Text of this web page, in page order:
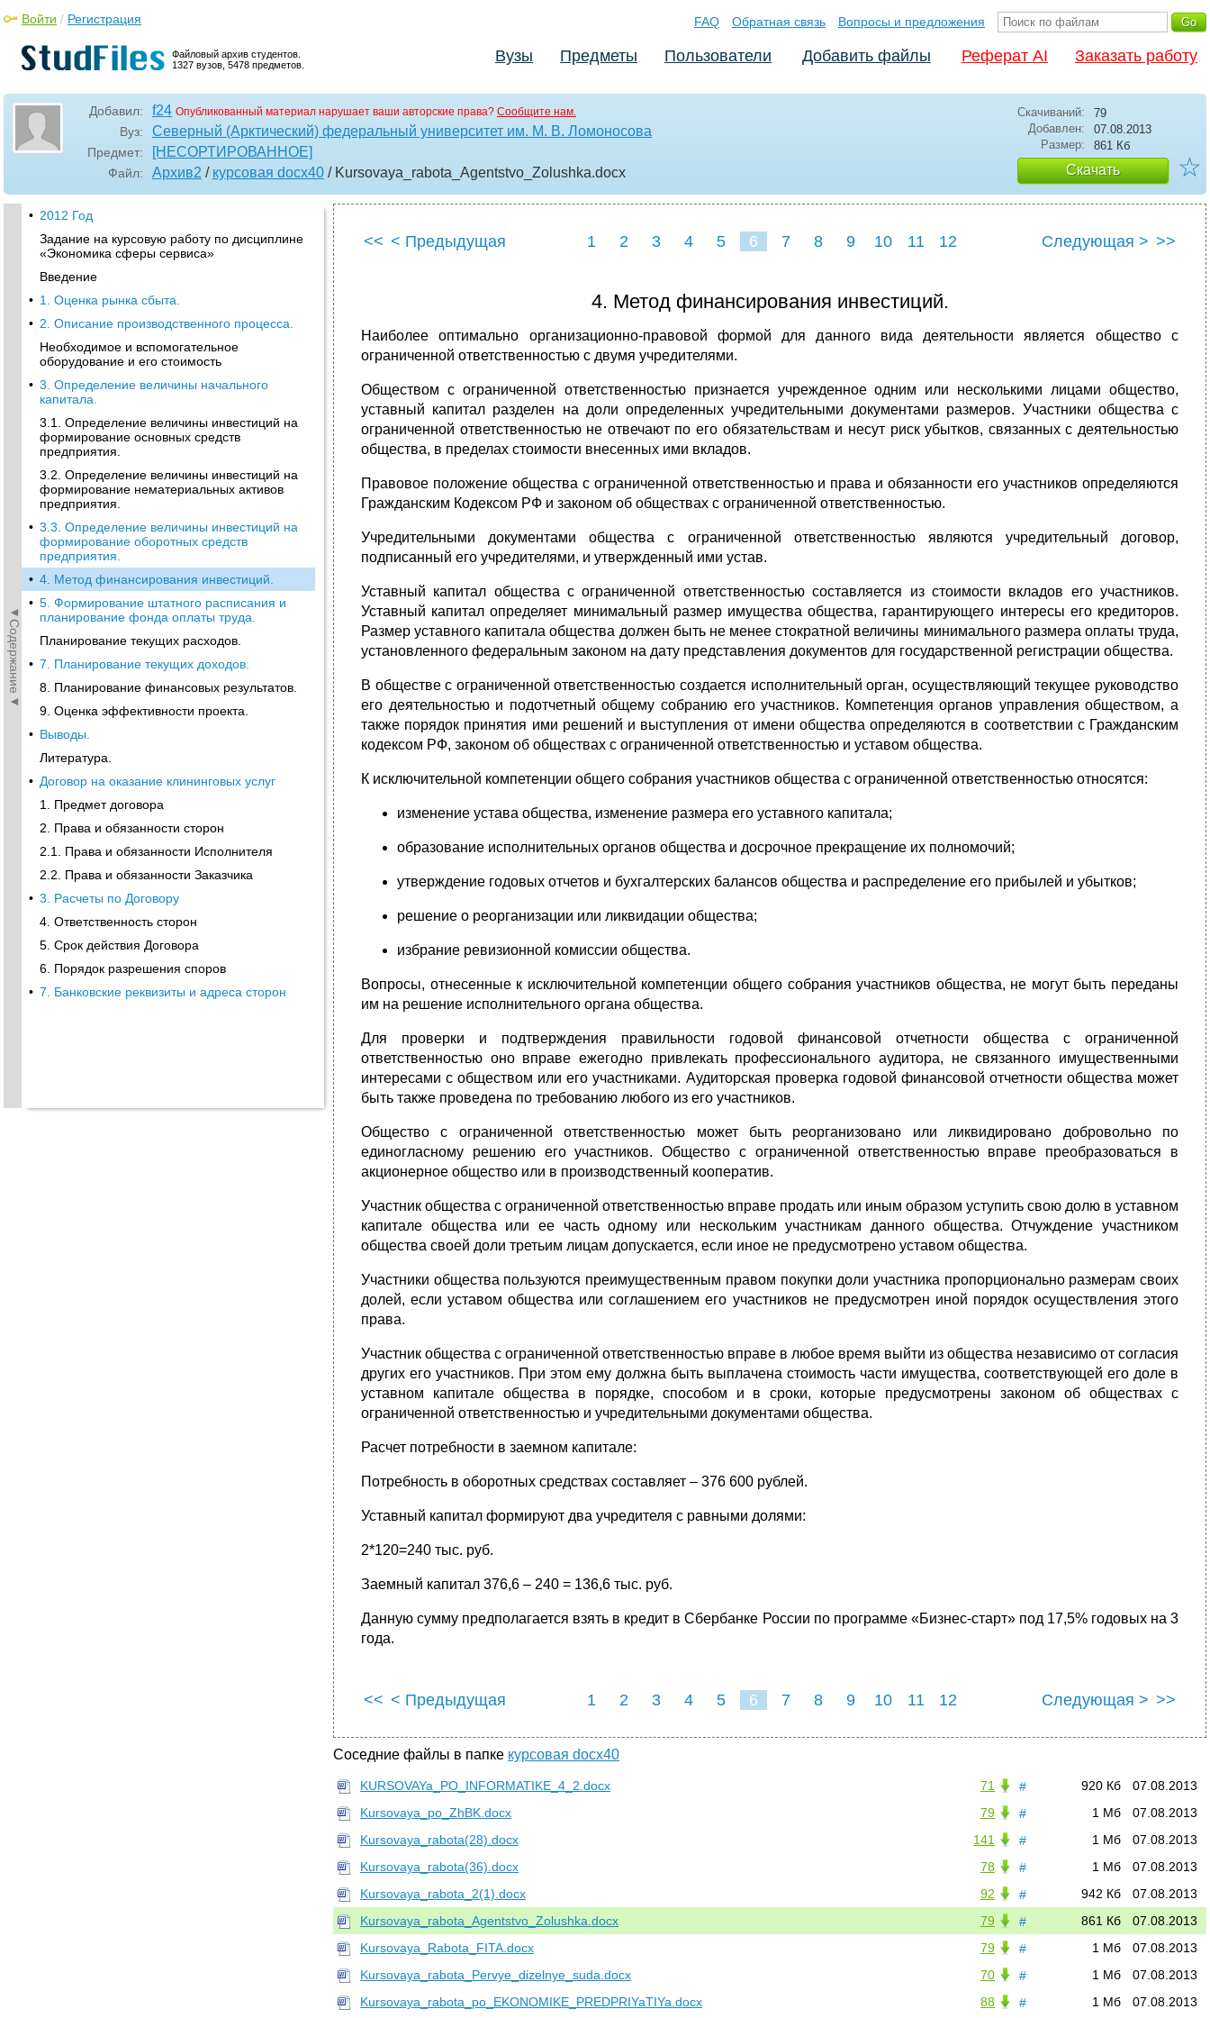
Файловый архив студентов.
1327 вузов, 5478 предметов.
Войти / Регистрация FAQ Обратная связь Вопросы и предложения
Вузы Предметы Пользователи Добавить файлы Реферат AI Заказать работу
Добавил: f24 Опубликованный материал нарушает ваши авторские права? Сообщите нам.
Вуз: Северный (Арктический) федеральный университет им. М. В. Ломоносова
Предмет: [НЕСОРТИРОВАННОЕ]
Файл: Архив2 / курсовая docx40 / Kursovaya_rabota_Agentstvo_Zolushka.docx
Скачиваний:
79
Добавлен:
07.08.2013
Размер:
861 Кб
Скачать ☆
◄Содержание◄
• 2012 Год
Задание на курсовую работу по дисциплине
«Экономика сферы сервиса»
Введение
• 1. Оценка рынка сбыта.
• 2. Описание производственного процесса.
Необходимое и вспомогательное
оборудование и его стоимость
• 3. Определение величины начального
капитала.
3.1. Определение величины инвестиций на
формирование основных средств
предприятия.
3.2. Определение величины инвестиций на
формирование нематериальных активов
предприятия.
• 3.3. Определение величины инвестиций на
формирование оборотных средств
предприятия.
• 4. Метод финансирования инвестиций.
• 5. Формирование штатного расписания и
планирование фонда оплаты труда.
Планирование текущих расходов.
• 7. Планирование текущих доходов.
8. Планирование финансовых результатов.
9. Оценка эффективности проекта.
• Выводы.
Литература.
• Договор на оказание клининговых услуг
1. Предмет договора
2. Права и обязанности сторон
2.1. Права и обязанности Исполнителя
2.2. Права и обязанности Заказчика
• 3. Расчеты по Договору
4. Ответственность сторон
5. Срок действия Договора
6. Порядок разрешения споров
• 7. Банковские реквизиты и адреса сторон
<< < Предыдущая 1 2 3 4 5 6 7 8 9 10 11 12 Следующая > >>
4. Метод финансирования инвестиций.
Наиболее оптимально организационно-правовой формой для данного вида деятельности является общество с
ограниченной ответственностью с двумя учредителями.
Обществом с ограниченной ответственностью признается учрежденное одним или несколькими лицами общество,
уставный капитал разделен на доли определенных учредительными документами размеров. Участники общества с
ограниченной ответственностью не отвечают по его обязательствам и несут риск убытков, связанных с деятельностью
общества, в пределах стоимости внесенных ими вкладов.
Правовое положение общества с ограниченной ответственностью и права и обязанности его участников определяются
Гражданским Кодексом РФ и законом об обществах с ограниченной ответственностью.
Учредительными документами общества с ограниченной ответственностью являются учредительный договор,
подписанный его учредителями, и утвержденный ими устав.
Уставный капитал общества с ограниченной ответственностью составляется из стоимости вкладов его участников.
Уставный капитал определяет минимальный размер имущества общества, гарантирующего интересы его кредиторов.
Размер уставного капитала общества должен быть не менее стократной величины минимального размера оплаты труда,
установленного федеральным законом на дату представления документов для государственной регистрации общества.
В обществе с ограниченной ответственностью создается исполнительный орган, осуществляющий текущее руководство
его деятельностью и подотчетный общему собранию его участников. Компетенция органов управления обществом, а
также порядок принятия ими решений и выступления от имени общества определяются в соответствии с Гражданским
кодексом РФ, законом об обществах с ограниченной ответственностью и уставом общества.
К исключительной компетенции общего собрания участников общества с ограниченной ответственностью относятся:
изменение устава общества, изменение размера его уставного капитала;
образование исполнительных органов общества и досрочное прекращение их полномочий;
утверждение годовых отчетов и бухгалтерских балансов общества и распределение его прибылей и убытков;
решение о реорганизации или ликвидации общества;
избрание ревизионной комиссии общества.
Вопросы, отнесенные к исключительной компетенции общего собрания участников общества, не могут быть переданы
им на решение исполнительного органа общества.
Для проверки и подтверждения правильности годовой финансовой отчетности общества с ограниченной
ответственностью оно вправе ежегодно привлекать профессионального аудитора, не связанного имущественными
интересами с обществом или его участниками. Аудиторская проверка годовой финансовой отчетности общества может
быть также проведена по требованию любого из его участников.
Общество с ограниченной ответственностью может быть реорганизовано или ликвидировано добровольно по
единогласному решению его участников. Общество с ограниченной ответственностью вправе преобразоваться в
акционерное общество или в производственный кооператив.
Участник общества с ограниченной ответственностью вправе продать или иным образом уступить свою долю в уставном
капитале общества или ее часть одному или нескольким участникам данного общества. Отчуждение участником
общества своей доли третьим лицам допускается, если иное не предусмотрено уставом общества.
Участники общества пользуются преимущественным правом покупки доли участника пропорционально размерам своих
долей, если уставом общества или соглашением его участников не предусмотрен иной порядок осуществления этого
права.
Участник общества с ограниченной ответственностью вправе в любое время выйти из общества независимо от согласия
других его участников. При этом ему должна быть выплачена стоимость части имущества, соответствующей его доле в
уставном капитале общества в порядке, способом и в сроки, которые предусмотрены законом об обществах с
ограниченной ответственностью и учредительными документами общества.
Расчет потребности в заемном капитале:
Потребность в оборотных средствах составляет – 376 600 рублей.
Уставный капитал формируют два учредителя с равными долями:
2*120=240 тыс. руб.
Заемный капитал 376,6 – 240 = 136,6 тыс. руб.
Данную сумму предполагается взять в кредит в Сбербанке России по программе «Бизнес-старт» под 17,5% годовых на 3
года.
<< < Предыдущая 1 2 3 4 5 6 7 8 9 10 11 12 Следующая > >>
Соседние файлы в папке курсовая docx40
# 07.08.2013
920 Кб
71
KURSOVAYa_PO_INFORMATIKE_4_2.docx
#
07.08.2013
1 Мб
79
Kursovaya_po_ZhBK.docx
#
07.08.2013
1 Мб
141
Kursovaya_rabota(28).docx
#
07.08.2013
1 Мб
78
Kursovaya_rabota(36).docx
#
07.08.2013
942 Кб
92
Kursovaya_rabota_2(1).docx
#
07.08.2013
861 Кб
79
Kursovaya_rabota_Agentstvo_Zolushka.docx
#
07.08.2013
1 Мб
79
Kursovaya_Rabota_FITA.docx
#
07.08.2013
1 Мб
70
Kursovaya_rabota_Pervye_dizelnye_suda.docx
#
07.08.2013
1 Мб
88
Kursovaya_rabota_po_EKONOMIKE_PREDPRIYaTIYa.docx